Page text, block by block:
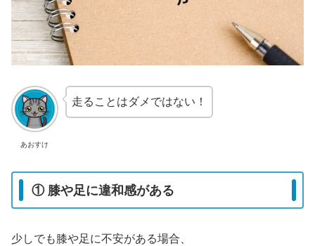
あおすけ
走ることはダメではない！
① 膝や足に違和感がある
少しでも膝や足に不安がある場合、